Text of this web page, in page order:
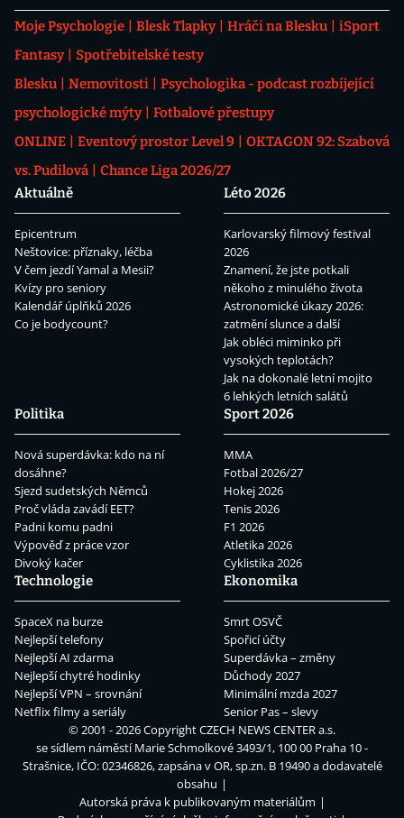
Moje Psychologie Blesk Tlapky Hráči na Blesku
iSport
Fantasy
Spotřebitelské testy
Blesku
Nemovitosti
Psychologika - podcast rozbíjející
psychologické mýty
Fotbalové přestupy
ONLINE
Eventový prostor Level 9
OKTAGON 92: Szabová
vs. Pudilová
Chance Liga 2026/27
Aktuálně
Epicentrum
Neštovice: příznaky, léčba
V čem jezdí Yamal a Mesii?
Kvízy pro seniory
Kalendář úplňků 2026
Co je bodycount?
Léto 2026
Karlovarský filmový festival
2026
Znamení, že jste potkali
někoho z minulého života
Astronomické úkazy 2026:
zatmění slunce a další
Jak obléci miminko při
vysokých teplotách?
Jak na dokonalé letní mojito
6 lehkých letních salátů
Politika
Nová superdávka: kdo na ní
dosáhne?
Sjezd sudetských Němců
Proč vláda zavádí EET?
Padni komu padni
Výpověď z práce vzor
Divoký kačer
Sport 2026
MMA
Fotbal 2026/27
Hokej 2026
Tenis 2026
F1 2026
Atletika 2026
Cyklistika 2026
Technologie
SpaceX na burze
Nejlepší telefony
Nejlepší AI zdarma
Nejlepší chytré hodinky
Nejlepší VPN – srovnání
Netflix filmy a seriály
Ekonomika
Smrt OSVČ
Spořicí účty
Superdávka – změny
Důchody 2027
Minimální mzda 2027
Senior Pas – slevy
© 2001 - 2026 CopyrightCZECH NEWS CENTER a.s.
se sídlem náměstí Marie Schmolkové 3493/1, 100 00 Praha 10 -
Strašnice, IČO: 02346826, zapsána v OR, sp.zn. B 19490 a dodavatelé
obsahu
Autorská práva k publikovaným materiálům